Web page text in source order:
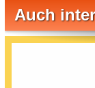
Auch